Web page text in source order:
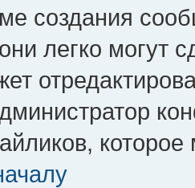
создания
легко могут